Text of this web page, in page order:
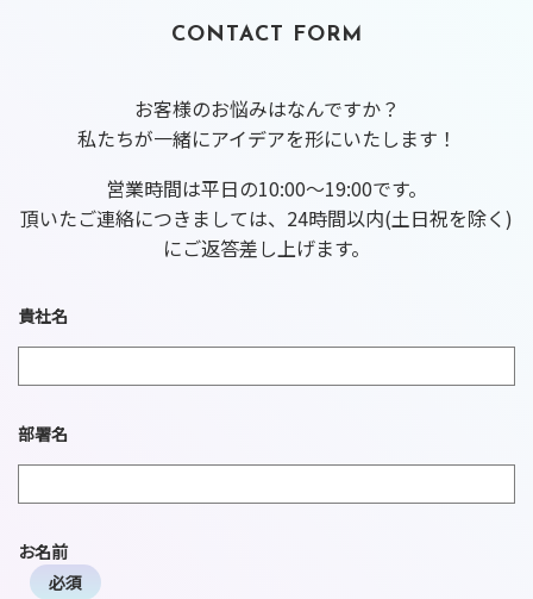
CONTACT FORM
お客様のお悩みはなんですか？
私たちが一緒にアイデアを形にいたします！
営業時間は平日の10:00～19:00です。
頂いたご連絡につきましては、24時間以内(土日祝を除く)
にご返答差し上げます。
貴社名
部署名
お名前